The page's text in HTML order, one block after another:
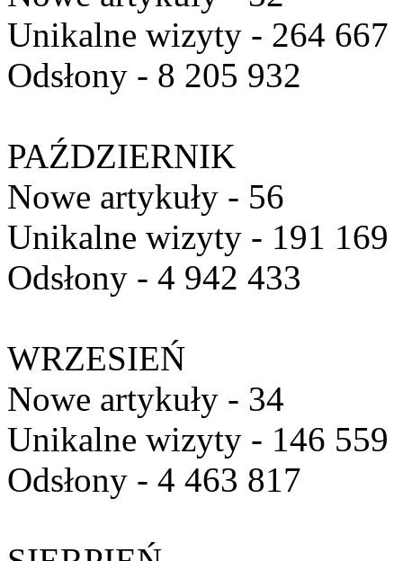
Unikalne wizyty - 264 667
Odsłony - 8 205 932
PAŹDZIERNIK
Nowe artykuły - 56
Unikalne wizyty - 191 169
Odsłony - 4 942 433
WRZESIEŃ
Nowe artykuły - 34
Unikalne wizyty - 146 559
Odsłony - 4 463 817